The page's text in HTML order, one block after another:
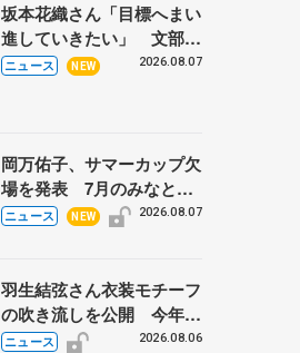
坂本花織さん「目標へまい
進していきたい」 文部科
学省スポーツ表彰式で代表
ニュース NEW 2026.08.07
岡万佑子、サマーカップ欠
場を発表 7月のみなとア
クルス杯は腰痛の影響で
ニュース NEW 2026.08.07
羽生結弦さん衣装モチーフ
の吹き流しを公開 今年は
「春よ、来い」、仙台の瑞
ニュース 2026.08.06